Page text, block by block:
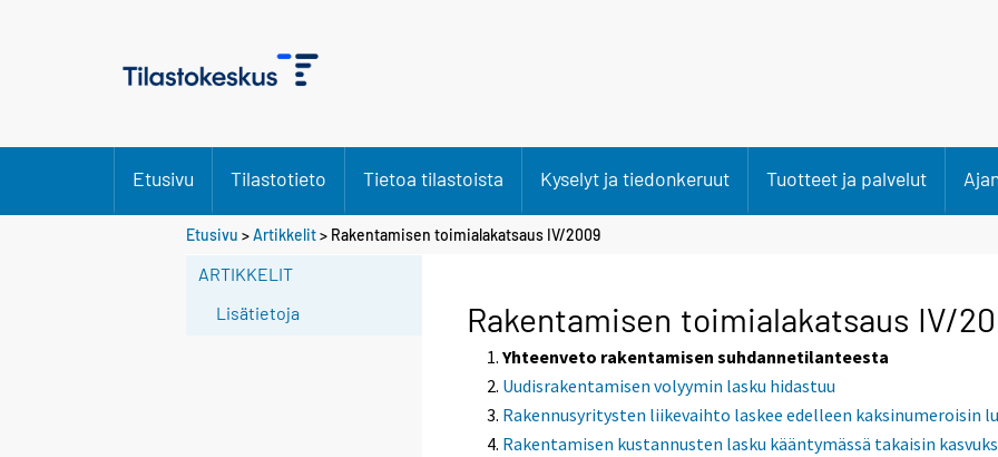
Etusivu Tilastotieto Tietoa tilastoista Kyselyt ja tiedonkeruut Tuotteet ja palvelut
Etusivu >Artikkelit> Rakentamisen toimialakatsaus IV/2009
ARTIKKELIT
Lisätietoja
Rakentamisen toimialakatsaus IV/
Yhteenveto rakentamisen suhdannetilanteesta
Uudisrakentamisen volyymin lasku hidastuu
Rakennusyritysten liikevaihto laskee edelleen kaksinumeroisin
Rakentamisen kustannusten lasku kääntymässä takaisin